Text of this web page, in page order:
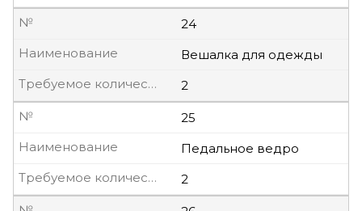
24
№
Вешалка для одежды
Наименование
2
Требуемое количество, шт
25
№
Педальное ведро
Наименование
2
Требуемое количество, шт